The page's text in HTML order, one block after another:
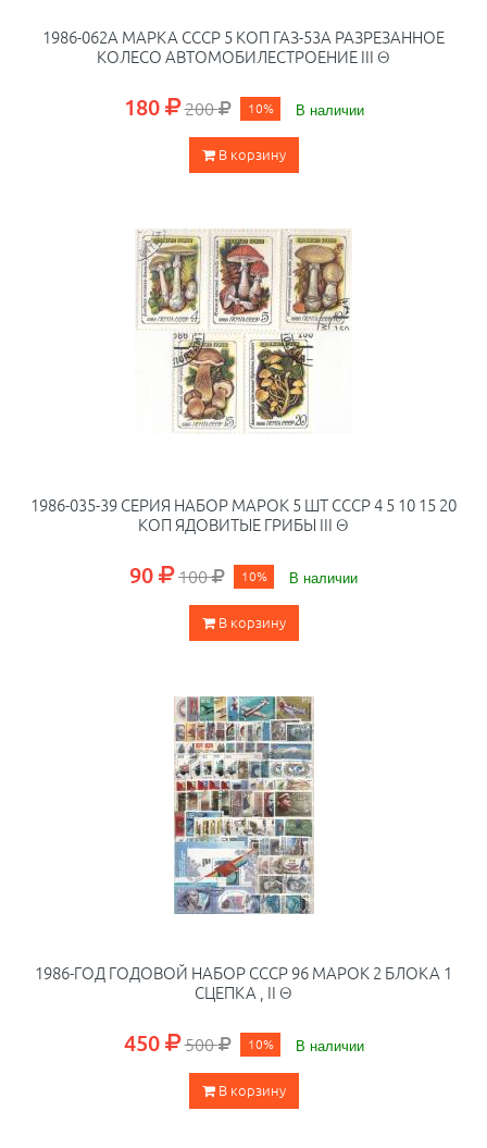
1986-062A МАРКА СССР 5 КОП ГАЗ-53А РАЗРЕЗАННОЕ
КОЛЕСО АВТОМОБИЛЕСТРОЕНИЕ III Θ
180 200 10% В наличии
В корзину
1986-035-39 СЕРИЯ НАБОР МАРОК 5 ШТ СССР 4 5 10 15 20
КОП ЯДОВИТЫЕ ГРИБЫ III Θ
90 100 10% В наличии
В корзину
1986-ГОД ГОДОВОЙ НАБОР СССР 96 МАРОК 2 БЛОКА 1
СЦЕПКА , II Θ
450 500 10% В наличии
В корзину